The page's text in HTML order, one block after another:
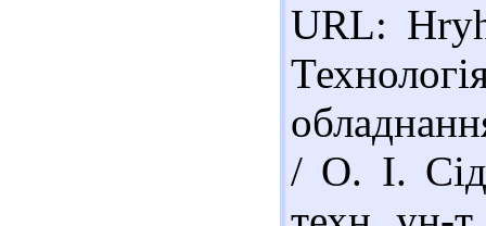
URL:
/ О. І.